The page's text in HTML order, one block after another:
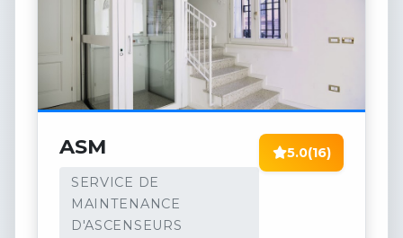
ASM
SERVICE DE
MAINTENANCE
D'ASCENSEURS
5.0(16)